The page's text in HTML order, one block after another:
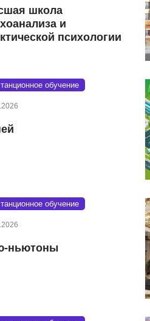
школа
и
психологии
обучение
обучение
ньютоны